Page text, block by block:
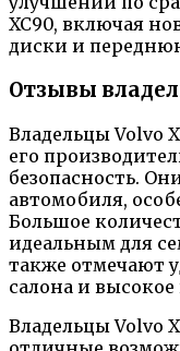
XC90, включая
диски и
Отзывы
Владельцы Volvo
его
безопасность.
автомобиля,
Большое
идеальным для
также отмечают
салона и высокое
Владельцы Volvo